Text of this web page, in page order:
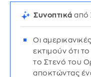
Συνοπτικά από
Οι
εκτιμούν ότι
το Στενό του
αποκτώντας